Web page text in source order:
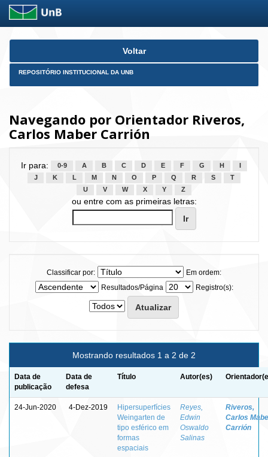
Skip
Voltar
REPOSITÓRIO INSTITUCIONAL DA UNB
Navegando por Orientador Riveros,
Carlos Maber Carrión
Ir para: 0-9 A B C D E F G H
J
K L M N O P Q R S
T
U
V W X Y Z
ou entre com as primeiras letras:
Classificar por:
Em ordem:
Resultados/Página
Registro(s):
Mostrando resultados 1 a 2 de 2
Data de
publicação
Data de
defesa
Título Autor(es)
24-Jun-2020 4-Dez-2019
Hipersuperfícies
Weingarten de
tipo esférico em
formas
espaciais
Reyes,
Edwin
Oswaldo
Salinas
Riveros,
Carlos
Carrión